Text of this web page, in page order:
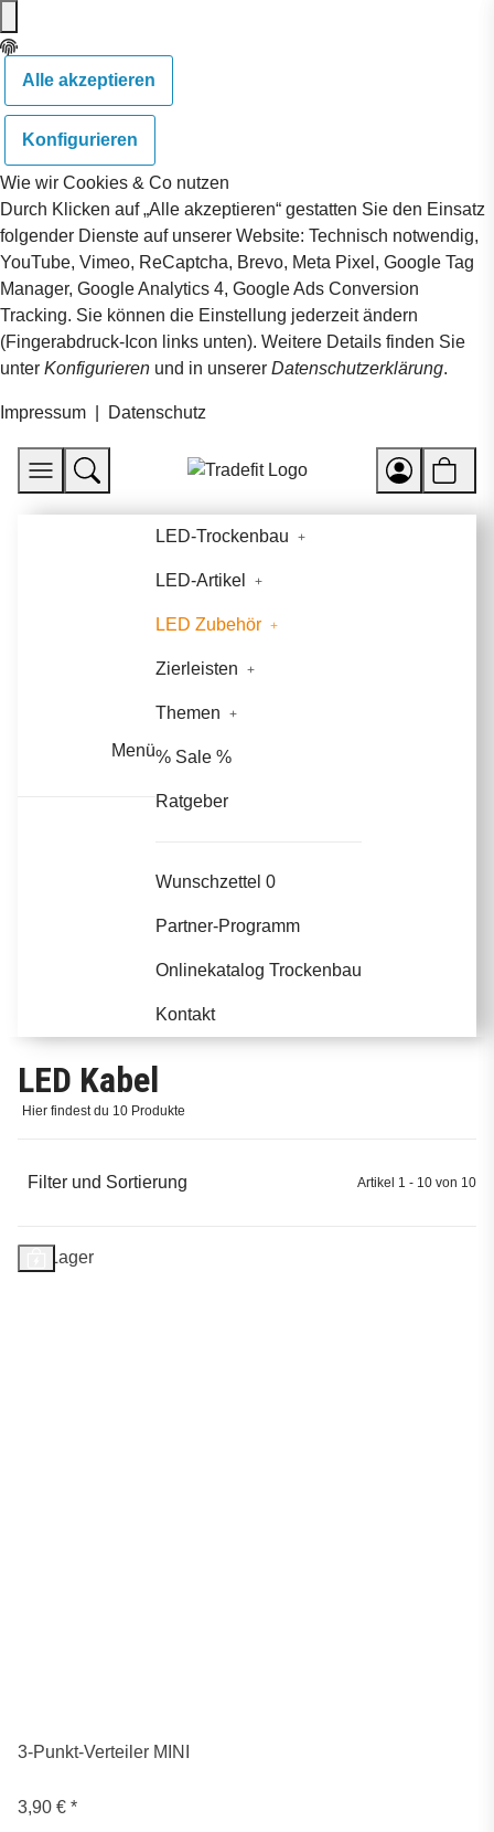
Alle akzeptieren
Konfigurieren
Wie wir Cookies & Co nutzen
Durch Klicken auf „Alle akzeptieren“ gestatten Sie den Einsatz
folgender Dienste auf unserer Website: Technisch notwendig,
YouTube, Vimeo, ReCaptcha, Brevo, Meta Pixel, Google Tag
Manager, Google Analytics 4, Google Ads Conversion
Tracking. Sie können die Einstellung jederzeit ändern
(Fingerabdruck-Icon links unten). Weitere Details finden Sie
unter Konfigurieren und in unserer Datenschutzerklärung.
Impressum Datenschutz
Menü
LED-Trockenbau
LED-Artikel
LED Zubehör
Zierleisten
Themen
% Sale %
Ratgeber
Wunschzettel 0
Partner-Programm
Onlinekatalog Trockenbau
Kontakt
LED Kabel
Hier findest du 10 Produkte
Filter und Sortierung Artikel 1 - 10 von 10
Auf Lager
3-Punkt-Verteiler MINI
3,90 € *